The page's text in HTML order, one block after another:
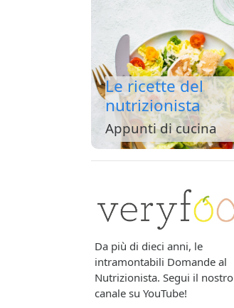
Le ricette del
nutrizionista
Appunti di cucina
Da più di dieci anni, le
intramontabili Domande al
Nutrizionista. Segui il nostro
canale su YouTube!